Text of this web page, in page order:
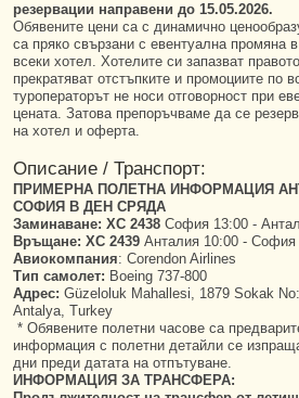
резервации направени до 15.05.2026.
Обявените цени са с динамично
са пряко свързани с евентуална промяна
всеки хотел. Хотелите си запазват
прекратяват отстъпките и промоциите по
туроператорът не носи отговорност при
цената. Затова препоръчваме да се
на хотел и оферта.
Описание / Транспорт:
ПРИМЕРНА ПОЛЕТНА ИНФОРМАЦИЯ
СОФИЯ В ДЕН СРЯДА
Заминаване: XC 2438 София 13:00 -
Връщане: XC 2439 Анталия 10:00 - София
Авиокомпания: Corendon Airlines
Тип самолет: Boeing 737-800
Адрес: Güzeloluk Mahallesi, 1879 Sokak
Antalya, Turkey
* Обявените полетни часове са
информация с полетни детайли се
дни преди датата на отпътуване.
ИНФОРМАЦИЯ ЗА ТРАНСФЕРА: